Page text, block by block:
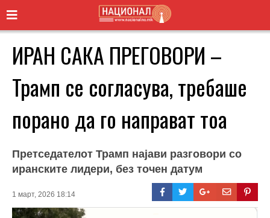
ИРАН САКА ПРЕГОВОРИ –
Трамп се согласува, требаше
порано да го направат тоа
Претседателот Трамп најави разговори со
иранските лидери, без точен датум
1 март, 2026 18:14